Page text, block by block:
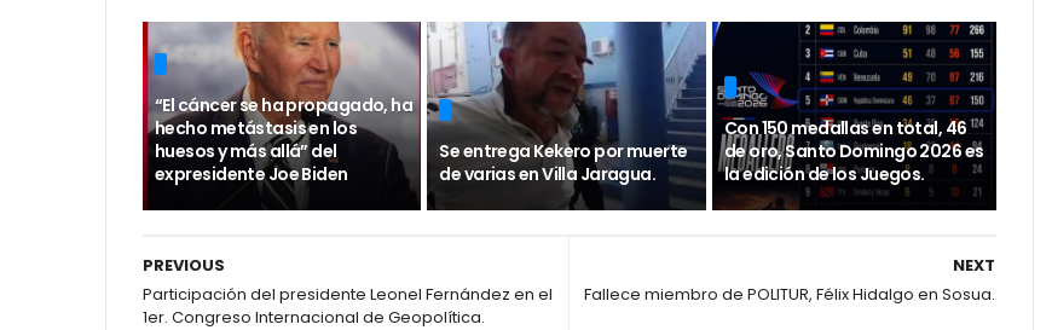
“El cáncer se ha propagado, ha
hecho metástasis en los
huesos y más allá” del
expresidente Joe Biden
Se entrega Kekero por muerte
de varias en Villa Jaragua.
Con 150 medallas en total, 46
de oro, Santo Domingo 2026 es
la edición de los Juegos.
NEXT
Fallece miembro de POLITUR, Félix Hidalgo en Sosua.
PREVIOUS
Participación del presidente Leonel Fernández en el
1er. Congreso Internacional de Geopolítica.